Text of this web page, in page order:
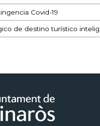
Covid-19
de destino turístico